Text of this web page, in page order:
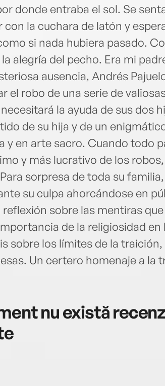
donde entraba el sol. Se
la cuchara de latón y
si nada hubiera pasado.
alegría del pecho. Era mi
ausencia, Andrés
el robo de una serie de
la ayuda de sus dos
de su hija y de un
y en arte sacro. Cuando todo
y más lucrativo de los
sorpresa de toda su
su culpa ahorcándose en
reflexión sobre las mentiras
de la religiosidad en
sobre los límites de la traición,
Un certero homenaje a la
nu există